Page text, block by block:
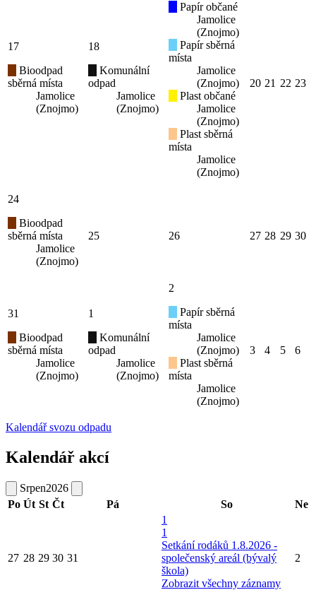
17
Bioodpad
sběrná místa
Jamolice
(Znojmo)
18
Komunální
odpad
Jamolice
(Znojmo)
Papír občané
Jamolice
(Znojmo)
Papír sběrná
místa
Jamolice
(Znojmo)
Plast občané
Jamolice
(Znojmo)
Plast sběrná
místa
Jamolice
(Znojmo)
20 21 22 23
24
Bioodpad
sběrná místa
Jamolice
(Znojmo)
25 26 27 28 29 30
31
Bioodpad
sběrná místa
Jamolice
(Znojmo)
1
Komunální
odpad
Jamolice
(Znojmo)
2
Papír sběrná
místa
Jamolice
(Znojmo)
Plast sběrná
místa
Jamolice
(Znojmo)
3 4 5 6
Kalendář svozu odpadu
Kalendář akcí
Srpen2026
Po Út St Čt Pá So Ne
27 28 29 30 31
1
1
Setkání rodáků 1.8.2026 -
společenský areál (bývalý
škola)
Zobrazit všechny záznamy
2